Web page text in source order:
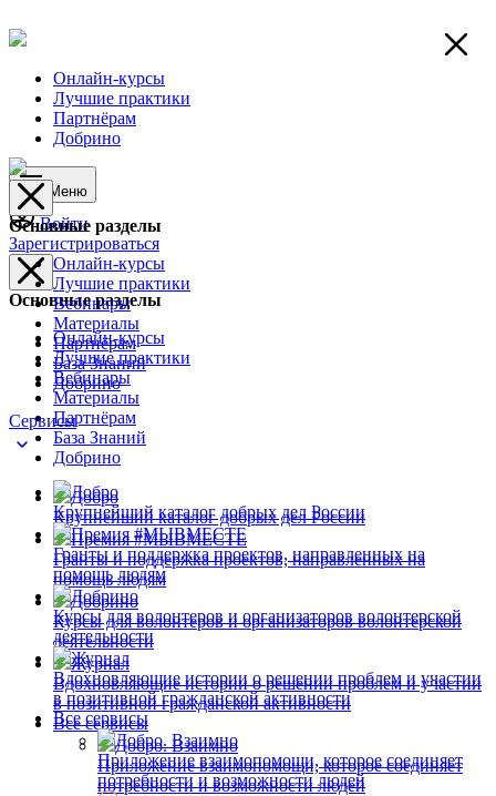
Онлайн-курсы
Лучшие практики
Партнёрам
Добрино
Меню
Войти
Зарегистрироваться
Основные разделы
Онлайн-курсы
Лучшие практики
Вебинары
Материалы
Партнёрам
База Знаний
Добрино
Добро
Крупнейший каталог добрых дел России
Премия #МЫВМЕСТЕ
Гранты и поддержка проектов, направленных на
помощь людям
Добрино
Курсы для волонтеров и организаторов волонтерской
деятельности
Журнал
Вдохновляющие истории о решении проблем и участии
в позитивной гражданской активности
Все сервисы
Добро. Взаимно
Приложение взаимопомощи, которое соединяет
потребности и возможности людей
Основные разделы
Онлайн-курсы
Лучшие практики
Вебинары
Материалы
Партнёрам
База Знаний
Добрино
Сервисы
Добро
Крупнейший каталог добрых дел России
Премия #МЫВМЕСТЕ
Гранты и поддержка проектов, направленных на
помощь людям
Добрино
Курсы для волонтеров и организаторов волонтерской
деятельности
Журнал
Вдохновляющие истории о решении проблем и участии
в позитивной гражданской активности
Все сервисы
Добро. Взаимно
Приложение взаимопомощи, которое соединяет
потребности и возможности людей